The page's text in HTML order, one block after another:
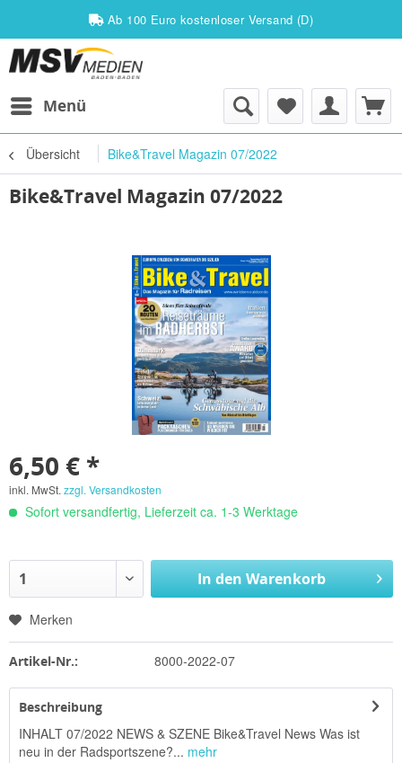
Ab 100 Euro kostenloser Versand (D)
Menü
Übersicht Bike&Travel Magazin 07/2022
Bike&Travel Magazin 07/2022
6,50 € *
inkl. MwSt. zzgl. Versandkosten
Sofort versandfertig, Lieferzeit ca. 1-3 Werktage
In denWarenkorb
Merken
Artikel-Nr.: 8000-2022-07
Beschreibung
INHALT 07/2022 NEWS & SZENE Bike&Travel News Was ist
neu in der Radsportszene?... mehr